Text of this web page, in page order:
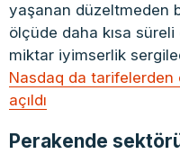
yaşanan düzeltmeden
ölçüde daha kısa
miktar iyimserlik
Nasdaq da tarifelerden
açıldı
Perakende